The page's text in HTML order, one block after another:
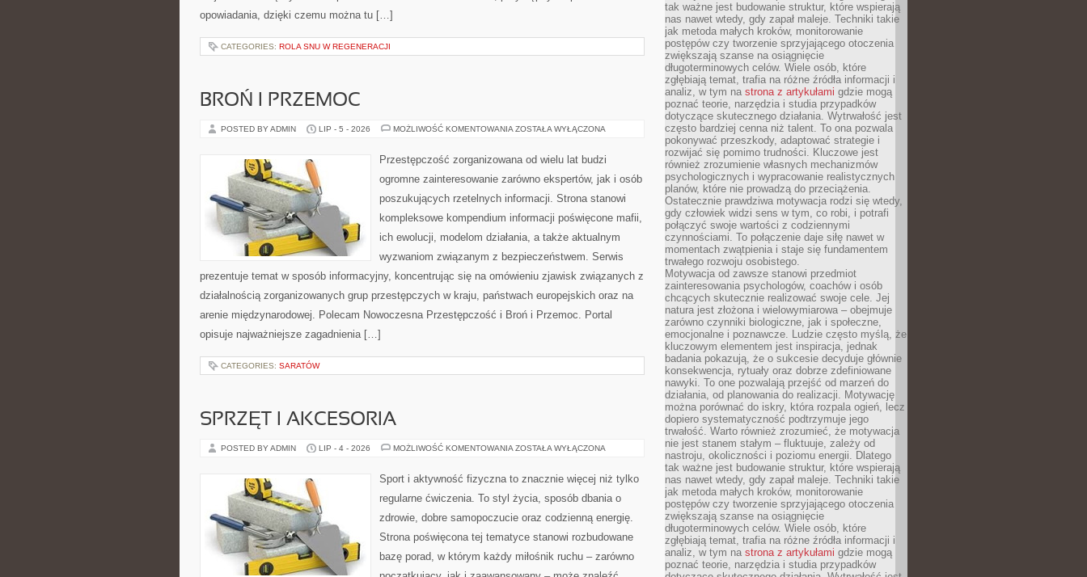
opowiadania, dzięki czemu można tu […]
CATEGORIES: ROLA SNU W REGENERACJI
BROŃ I PRZEMOC
POSTED BY ADMIN LIP - 5 - 2026 MOŻLIWOŚĆ KOMENTOWANIA BROŃ
ZOSTAŁA WYŁĄCZONA
Przestępczość zorganizowana od wielu lat budzi
ogromne zainteresowanie zarówno ekspertów, jak i osób
poszukujących rzetelnych informacji. Strona stanowi
kompleksowe kompendium informacji poświęcone mafii,
ich ewolucji, modelom działania, a także aktualnym
wyzwaniom związanym z bezpieczeństwem. Serwis
prezentuje temat w sposób informacyjny, koncentrując się na omówieniu zjawisk związanych z
działalnością zorganizowanych grup przestępczych w kraju, państwach europejskich oraz na
arenie międzynarodowej. Polecam Nowoczesna Przestępczość i Broń i Przemoc. Portal
opisuje najważniejsze zagadnienia […]
CATEGORIES: SARATÓW
SPRZĘT I AKCESORIA
POSTED BY ADMIN LIP - 4 - 2026 MOŻLIWOŚĆ KOMENTOWANIA SPRZĘT
ZOSTAŁA WYŁĄCZONA
Sport i aktywność fizyczna to znacznie więcej niż tylko
regularne ćwiczenia. To styl życia, sposób dbania o
zdrowie, dobre samopoczucie oraz codzienną energię.
Strona poświęcona tej tematyce stanowi rozbudowane
bazę porad, w którym każdy miłośnik ruchu – zarówno
tak ważne jest budowanie struktur, które wspierają
nas nawet wtedy, gdy zapał maleje. Techniki takie
jak metoda małych kroków, monitorowanie
postępów czy tworzenie sprzyjającego otoczenia
zwiększają szanse na osiągnięcie
długoterminowych celów. Wiele osób, które
zgłębiają temat, trafia na różne źródła informacji i
analiz, w tym na strona z artykułami gdzie mogą
poznać teorie, narzędzia i studia przypadków
dotyczące skutecznego działania. Wytrwałość jest
często bardziej cenna niż talent. To ona pozwala
pokonywać przeszkody, adaptować strategie i
rozwijać się pomimo trudności. Kluczowe jest
również zrozumienie własnych mechanizmów
psychologicznych i wypracowanie realistycznych
planów, które nie prowadzą do przeciążenia.
Ostatecznie prawdziwa motywacja rodzi się wtedy,
gdy człowiek widzi sens w tym, co robi, i potrafi
połączyć swoje wartości z codziennymi
czynnościami. To połączenie daje siłę nawet w
momentach zwątpienia i staje się fundamentem
trwałego rozwoju osobistego.
Motywacja od zawsze stanowi przedmiot
zainteresowania psychologów, coachów i osób
chcących skutecznie realizować swoje cele. Jej
natura jest złożona i wielowymiarowa – obejmuje
zarówno czynniki biologiczne, jak i społeczne,
emocjonalne i poznawcze. Ludzie często myślą, że
kluczowym elementem jest inspiracja, jednak
badania pokazują, że o sukcesie decyduje głównie
konsekwencja, rytuały oraz dobrze zdefiniowane
nawyki. To one pozwalają przejść od marzeń do
działania, od planowania do realizacji. Motywację
można porównać do iskry, która rozpala ogień, lecz
dopiero systematyczność podtrzymuje jego
trwałość. Warto również zrozumieć, że motywacja
nie jest stanem stałym – fluktuuje, zależy od
nastroju, okoliczności i poziomu energii. Dlatego
tak ważne jest budowanie struktur, które wspierają
nas nawet wtedy, gdy zapał maleje. Techniki takie
jak metoda małych kroków, monitorowanie
postępów czy tworzenie sprzyjającego otoczenia
zwiększają szanse na osiągnięcie
długoterminowych celów. Wiele osób, które
zgłębiają temat, trafia na różne źródła informacji i
analiz, w tym na strona z artykułami gdzie mogą
poznać teorie, narzędzia i studia przypadków